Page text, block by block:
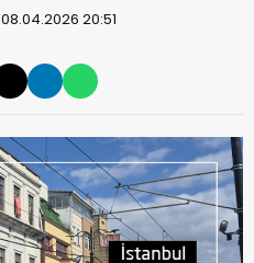
08.04.2026 20:51